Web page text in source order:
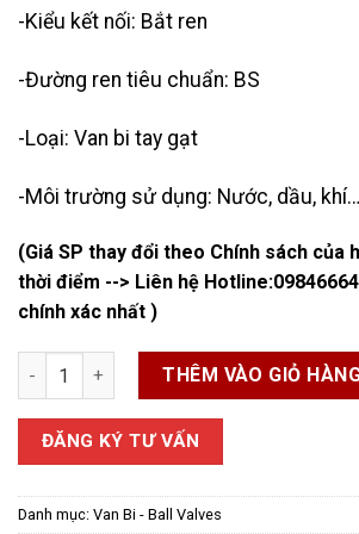
-Kiểu kết nối: Bắt ren
-Đường ren tiêu chuẩn: BS
-Loại: Van bi tay gạt
-Môi trường sử dụng: Nước, dầu, khí…
(Giá SP thay đổi theo Chính sách của
thời điểm --> Liên hệ Hotline:
chính xác nhất )
Van Bi DN50 số lượngTHÊM VÀO GIỎ
ĐĂNG KÝ TƯ VẤN
Danh mục: Van Bi - Ball Valves